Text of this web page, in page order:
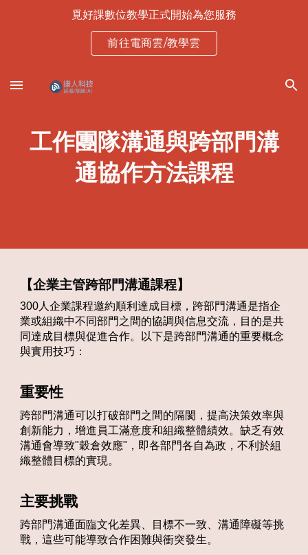
覓好課數位教學正式開始為您服務
前往電商雲/教學雲
工作團隊溝通與跨部門溝
通協作方法課程
【企業主管跨部門溝通課程】
300人企業課程邀約順利達成目標， 跨部門溝通是指企
業或組織中不同部門之間的協調與信息交流，目的是共
同達成目標與促進合作。以下是跨部門溝通的重要概念
與實用技巧：
重要性
跨部門溝通可以打破部門之間的隔閡，提高決策效率與
創新能力，增進員工滿意度和組織整體績效。缺乏有效
溝通會導致"穀倉效應"，即各部門各自為政，不利於組
織整體目標的實現。​
主要挑戰
跨部門溝通面臨文化差異、目標不一致、溝通障礙等挑
戰，這些可能導致合作困難與衝突發生。​